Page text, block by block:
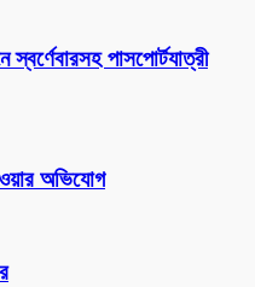
পাসপোর্টযাত্রী
অভিযোগ